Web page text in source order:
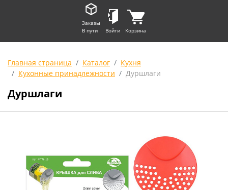
Заказы
В пути
Войти Корзина
Главная страница Каталог
Кухня
Кухонные принадлежности
Дуршлаги
Дуршлаги